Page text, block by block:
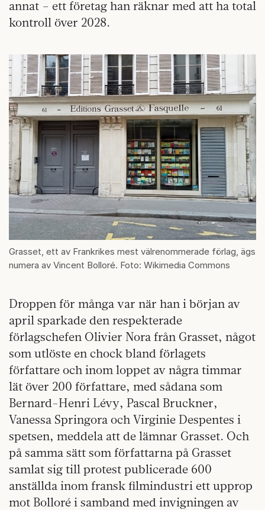
annat – ett företag han räknar med att ha total
kontroll över 2028.
Grasset, ett av Frankrikes mest välrenommerade förlag, ägs
numera av Vincent Bolloré. Foto: Wikimedia Commons
Droppen för många var när han i början av
april sparkade den respekterade
förlagschefen Olivier Nora från Grasset, något
som utlöste en chock bland förlagets
författare och inom loppet av några timmar
lät över 200 författare, med sådana som
Bernard-Henri Lévy, Pascal Bruckner,
Vanessa Springora och Virginie Despentes i
spetsen, meddela att de lämnar Grasset. Och
på samma sätt som författarna på Grasset
samlat sig till protest publicerade 600
anställda inom fransk filmindustri ett upprop
mot Bolloré i samband med invigningen av